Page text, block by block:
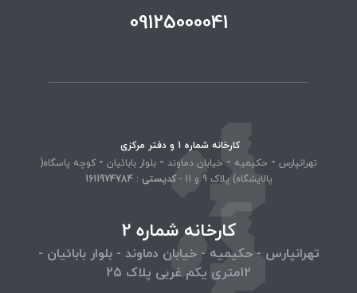
09125000041
کارخانه شماره 1 و دفتر مرکزی
تهرانپارس - حکیمیه - خیابان دماوند - بلوار بابائیان - کوچه پاسگاه(
پالایشگاه) پلاک 9 و 11 -
کد‌پستی : 1611974784
کارخانه شماره 2
تهرانپارس - حکیمیه - خیابان دماوند - بلوار بابائیان -
12متری یکم غربی پلاک 25